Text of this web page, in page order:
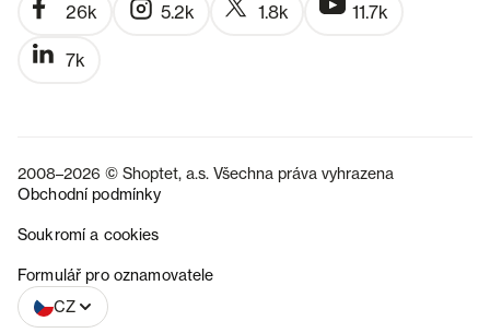
26k 5.2k 1.8k 11.7k
7k
2008–2026 © Shoptet, a.s. Všechna práva vyhrazena
Obchodní podmínky
Soukromí a cookies
Formulář pro oznamovatele
CZ